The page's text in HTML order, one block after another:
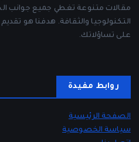
مقالات متنوعة تغطي جميع جوانب
التكنولوجيا والثقافة. هدفنا هو
على تساؤلاتك.
روابط مفيدة
الصفحة الرئيسية
سياسة الخصوصية